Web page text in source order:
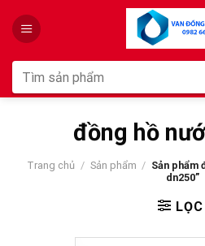
Tìm
kiếm:
đồng hồ
Trang chủ / Sản phẩm / Sản phẩm
dn250”
LỌC